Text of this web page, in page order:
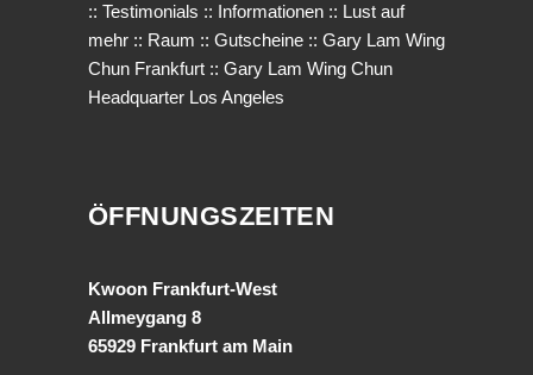
:: Testimonials :: Informationen :: Lust auf
mehr :: Raum :: Gutscheine :: Gary Lam Wing
Chun Frankfurt :: Gary Lam Wing Chun
Headquarter Los Angeles
ÖFFNUNGSZEITEN
Kwoon Frankfurt-West
Allmeygang 8
65929 Frankfurt am Main